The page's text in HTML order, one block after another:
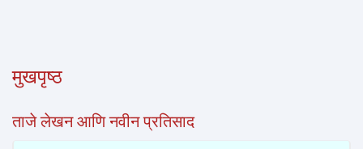
मुखपृष्ठ
ताजे लेखन आणि नवीन प्रतिसाद